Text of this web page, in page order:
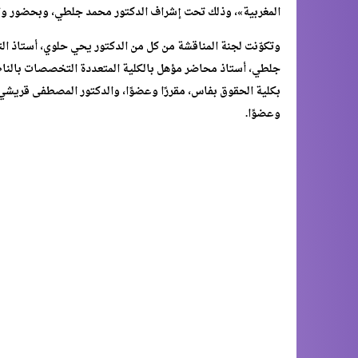
المغربية»، وذلك تحت إشراف الدكتور محمد جلطي، وبحضور
وتكوّنت لجنة المناقشة من كل من الدكتور يحي حلوي، أستاذ
جلطي، أستاذ محاضر مؤهل بالكلية المتعددة التخصصات
بكلية الحقوق بفاس، مقررًا وعضوًا، والدكتور المصطفى
وعضوًا.